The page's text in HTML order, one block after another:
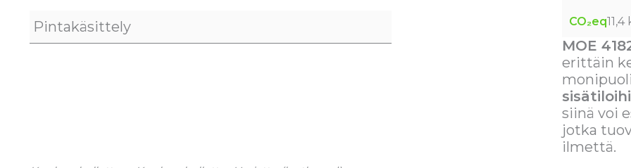
Pintakäsittely CO₂eq
MOE
erittäin
siinä voi
jotka
ilmettä.